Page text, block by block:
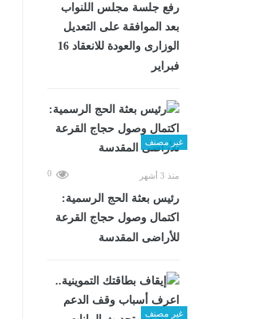
رفع جلسة مجلس اللنواب
بعد الموافقة على التعديل
الوزارى والعودة للانعقاد 16
فبراير
غير مصنف
منذ 3 أشهر 0
رئيس بعثة الحج الرسمية:
اكتمال وصول حجاج القرعة
للأراضى المقدسة
غير مصنف